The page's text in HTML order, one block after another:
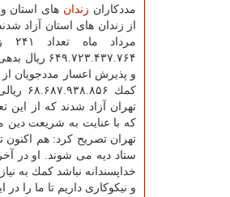
مددكاران زندان های استان و
از زندان های استان آزاد
و پذیرش اعسار مددجویان
كمك
كه با عنایت به شریعت دین
ستاد دیه می شوند. او در
خداپسندانه نباشد كمك به
و نیكوكاری داریم تا ما را در